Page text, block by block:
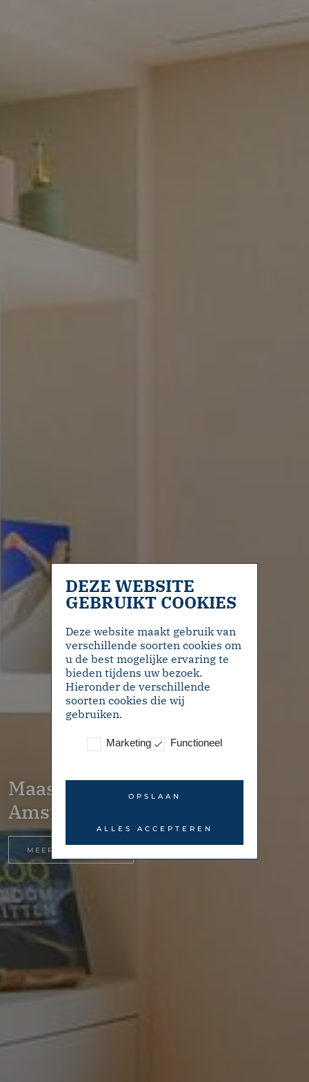
Maasstraat 178-I –
Amsterdam
MEER INFORMATIE
DEZE WEBSITE
GEBRUIKT COOKIES
Deze website maakt gebruik van
verschillende soorten cookies om
u de best mogelijke ervaring te
bieden tijdens uw bezoek.
Hieronder de verschillende
soorten cookies die wij
gebruiken.
Marketing Functioneel
OPSLAAN
ALLES ACCEPTEREN